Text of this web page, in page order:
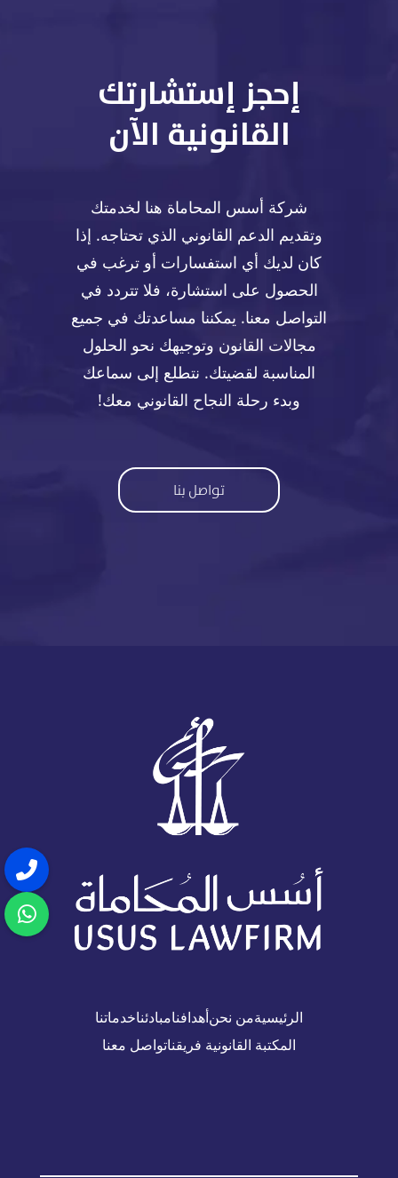
إحجز إستشارتك
القانونية الآن
شركة أسس المحاماة هنا لخدمتك
وتقديم الدعم القانوني الذي تحتاجه. إذا
كان لديك أي استفسارات أو ترغب في
الحصول على استشارة، فلا تتردد في
التواصل معنا. يمكننا مساعدتك في جميع
مجالات القانون وتوجيهك نحو الحلول
المناسبة لقضيتك. نتطلع إلى سماعك
وبدء رحلة النجاح القانوني معك!
تواصل بنا
الرئيسيةمن نحنأهدافنامبادئناخدماتنا
المكتبة القانونية فريقناتواصل معنا